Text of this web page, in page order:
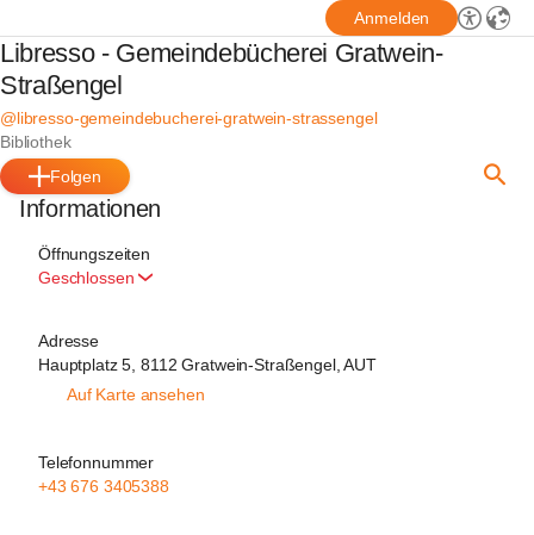
Anmelden
Libresso - Gemeindebücherei Gratwein-
Straßengel
@libresso-gemeindebucherei-gratwein-strassengel
Bibliothek
Folgen
Informationen
Öffnungszeiten
Geschlossen
Adresse
Hauptplatz 5, 8112 Gratwein-Straßengel, AUT
Auf Karte ansehen
Telefonnummer
+43 676 3405388